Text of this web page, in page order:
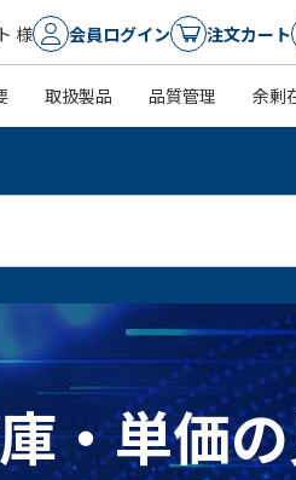
様 会員ログイン 注文カート
取扱製品 品質管理 余剰
・単価